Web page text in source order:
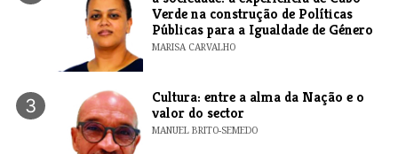
Verde na construção de Políticas
Públicas para a Igualdade de Género
MARISA CARVALHO
3
Cultura: entre a alma da Nação e o
valor do sector
MANUEL BRITO-SEMEDO